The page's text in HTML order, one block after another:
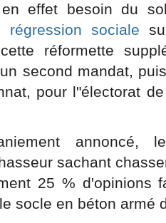
effet besoin du
régression sociale
réformette
second mandat,
pour l"électorat
annoncé,
sachant
25 % d'opinions
socle en béton armé